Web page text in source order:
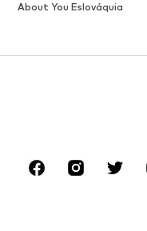
About You Eslováquia